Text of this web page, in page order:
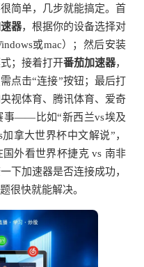
简单，几步就能搞定。首
器，根据你的设备选择对
或mac）；然后安装
；接着打开番茄加速器，
点击“连接”按钮；最后打
视体育、腾讯体育、爱奇
事——比如“新西兰vs埃及
拿大世界杯中文解说”，
外看世界杯捷克 vs 南非
下加速器是否连接成功，
很快就能解决。